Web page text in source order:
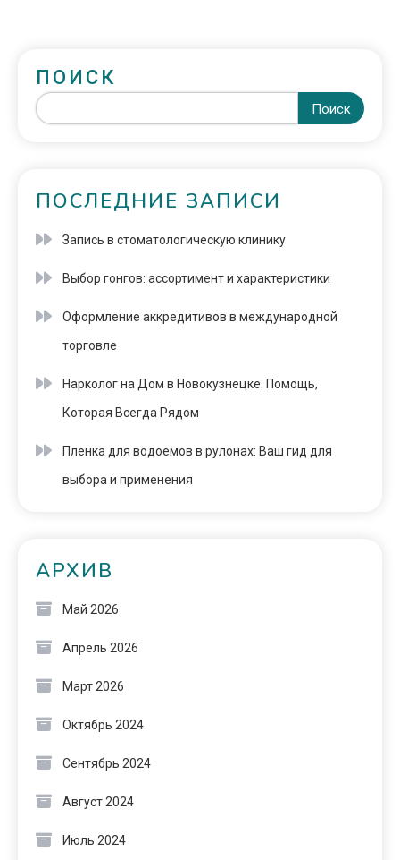
ПОИСК
Поиск
ПОСЛЕДНИЕ ЗАПИСИ
Запись в стоматологическую клинику
Выбор гонгов: ассортимент и характеристики
Оформление аккредитивов в международной
торговле
Нарколог на Дом в Новокузнецке: Помощь,
Которая Всегда Рядом
Пленка для водоемов в рулонах: Ваш гид для
выбора и применения
АРХИВ
Май 2026
Апрель 2026
Март 2026
Октябрь 2024
Сентябрь 2024
Август 2024
Июль 2024